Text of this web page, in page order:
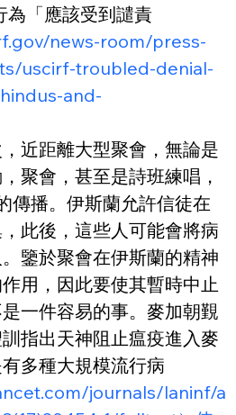
「應該受到譴責
news-room/press-
uscirf-troubled-denial-
and-
近距離大型聚會，無論是
聚會，甚至是詩班練唱，
傳播。伊斯蘭允許信徒在
此後，這些人可能會將病
鑒於聚會在伊斯蘭的精神
用，因此要使其暫時中止
一件容易的事。麥加朝覲
指出天神阻止瘟疫進入麥
多種大規模流行病
journals/laninf/a